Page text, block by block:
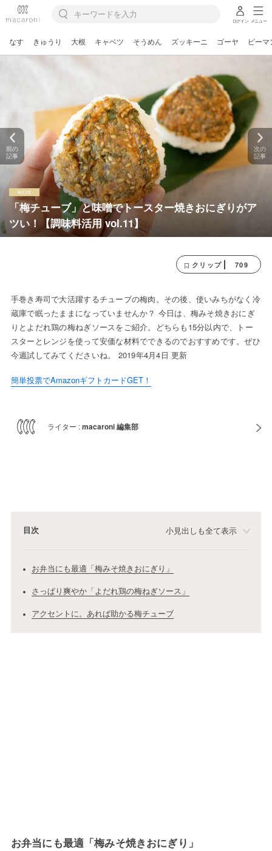
ログイン メニュー
なす きゅうり 大根 キャベツ そうめん ズッキーニ ゴーヤ ピーマ
「梅チューブ」と味噌でトースター焼きおにぎりがア
ツい！【調味料活用 vol.11】
前の
記事
次の
記事
クリップ 709
手巻き寿司で大活躍するチューブの梅肉。その後、使いみちがなく冷
蔵庫で眠ったままになっていませんか？ 今日は、梅みそ焼きおにぎ
りとよだれ鶏の梅ねぎソースをご紹介。どちらも15分以内で、トー
スターとレンジを使って安価な材料でできるのでおすすめです。ぜひ
今週試してみてくださいね。 2019年4月4日 更新
簡単投票でAmazonギフトカードGET！
ライター :macaroni 編集部
目次 小見出しも全て表示
お弁当にも最適「梅みそ焼きおにぎり」
さっぱり爽やか「よだれ鶏の梅ねぎソース」
アクセントに。あれば助かる梅チューブ
お弁当にも最適「梅みそ焼きおにぎり」